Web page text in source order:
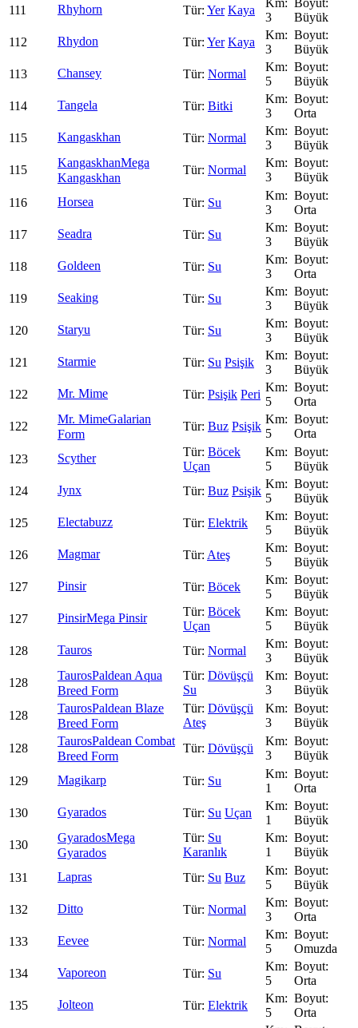
111 Rhyhorn Yer Kaya
3
Büyük
112
Rhydon Yer Kaya
3
Büyük
113
Chansey Normal
5
Büyük
114
Tangela Bitki
3
Orta
115
Kangaskhan Normal
3
Büyük
115
KangaskhanMega
Kangaskhan
Normal
3
Büyük
116
Horsea Su
3
Orta
117
Seadra Su
3
Büyük
118
Goldeen Su
3
Orta
119
Seaking Su
3
Büyük
120
Staryu Su
3
Büyük
121
Starmie Su Psişik
3
Büyük
122
Mr. Mime Psişik Peri
5
Orta
122
Mr. MimeGalarian
Form
Buz Psişik
5
Orta
123
Scyther
Böcek
Uçan
5
Büyük
124
Jynx Buz Psişik
5
Büyük
125
Electabuzz Elektrik
5
Büyük
126
Magmar Ateş
5
Büyük
127
Pinsir Böcek
5
Büyük
127
PinsirMega Pinsir
Böcek
Uçan
5
Büyük
128
Tauros Normal
3
Büyük
128
TaurosPaldean Aqua
Breed Form
Dövüşçü
Su
3
Büyük
128
TaurosPaldean Blaze
Breed Form
Dövüşçü
Ateş
3
Büyük
128
TaurosPaldean Combat
Breed Form
Dövüşçü
3
Büyük
129
Magikarp Su
1
Orta
130
Gyarados Su Uçan
1
Büyük
130
GyaradosMega
Gyarados
Su
Karanlık
1
Büyük
131
Lapras Su Buz
5
Büyük
132
Ditto Normal
3
Orta
133
Eevee Normal
5
Omuzda
134
Vaporeon Su
5
Orta
135
Jolteon Elektrik
5
Orta